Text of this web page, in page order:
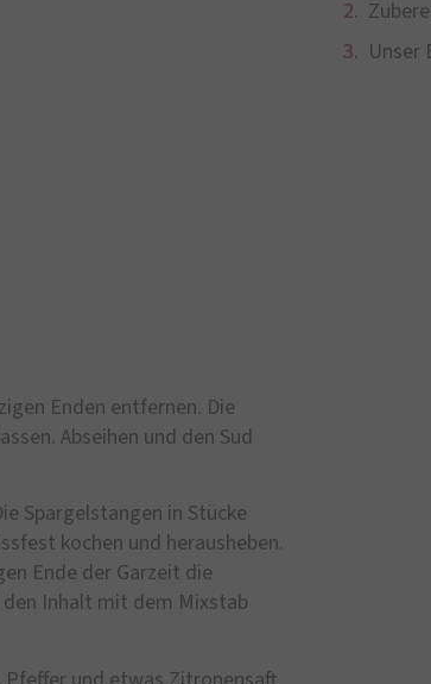
Enden entfernen. Die
Abseihen und den Sud
Spargelstangen in Stücke
kochen und herausheben.
Ende der Garzeit die
Inhalt mit dem Mixstab
Unser